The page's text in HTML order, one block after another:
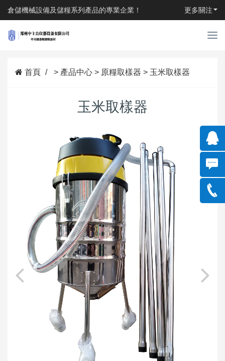
倉儲機械設備及儲糧系列產品的專業企業！ 更多關注
T
v
g
a
t
i
o
n
首頁 > 產品中心 > 原糧取樣器 > 玉米取樣器
玉米取樣器
QQ:12
984241
178399